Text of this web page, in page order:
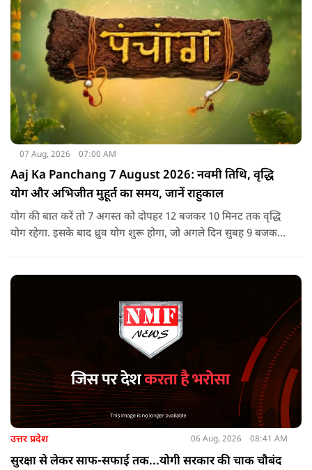
07 Aug, 2026 07:00 AM
Aaj Ka Panchang 7 August 2026: नवमी तिथि, वृद्धि
योग और अभिजीत मुहूर्त का समय, जानें राहुकाल
योग की बात करें तो 7 अगस्त को दोपहर 12 बजकर 10 मिनट तक वृद्धि
योग रहेगा. इसके बाद ध्रुव योग शुरू होगा, जो अगले दिन सुबह 9 बजकर
उत्तर प्रदेश 06 Aug, 2026 08:41 AM
सुरक्षा से लेकर साफ-सफाई तक...योगी सरकार की चाक चौबंद